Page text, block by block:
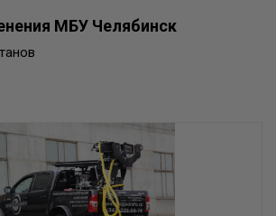
МБУ Челябинск